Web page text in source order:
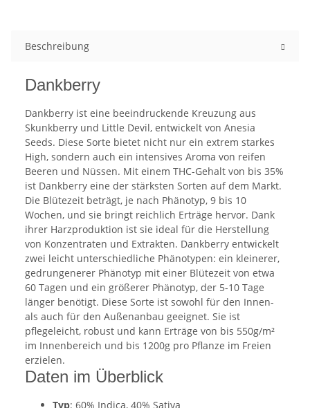
Beschreibung
Dankberry
Dankberry ist eine beeindruckende Kreuzung aus
Skunkberry und Little Devil, entwickelt von Anesia
Seeds. Diese Sorte bietet nicht nur ein extrem starkes
High, sondern auch ein intensives Aroma von reifen
Beeren und Nüssen. Mit einem THC-Gehalt von bis 35%
ist Dankberry eine der stärksten Sorten auf dem Markt.
Die Blütezeit beträgt, je nach Phänotyp, 9 bis 10
Wochen, und sie bringt reichlich Erträge hervor. Dank
ihrer Harzproduktion ist sie ideal für die Herstellung
von Konzentraten und Extrakten. Dankberry entwickelt
zwei leicht unterschiedliche Phänotypen: ein kleinerer,
gedrungenerer Phänotyp mit einer Blütezeit von etwa
60 Tagen und ein größerer Phänotyp, der 5-10 Tage
länger benötigt. Diese Sorte ist sowohl für den Innen-
als auch für den Außenanbau geeignet. Sie ist
pflegeleicht, robust und kann Erträge von bis 550g/m²
im Innenbereich und bis 1200g pro Pflanze im Freien
erzielen.
Daten im Überblick
Typ: 60% Indica, 40% Sativa